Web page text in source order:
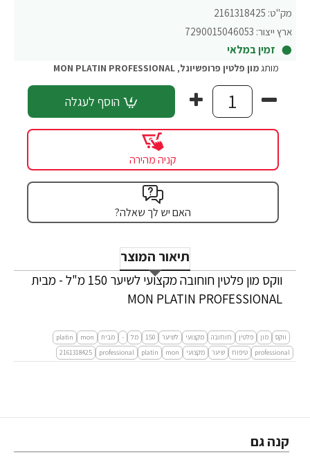
מק"ט: 2161318425
ארץ ייצור: 7290015046053
זמין במלאי
מותגמון פלטין פרופשיונל,
MON PLATIN PROFESSIONAL
הוסף לעגלה
קניה מהירה
האם יש לך שאלה?
תיאור המוצר
ווקס מון פלטין חוחובה מקצועי לשיער 150 מ"ל - מבית
MON PLATIN PROFESSIONAL
ווקס מון פלטין חוחובה מקצועי לשיער 150 מל - מבית mon
platin
professional
טיפוח שיער מקצועי mon
platin
professional
2161318425
קנה גם